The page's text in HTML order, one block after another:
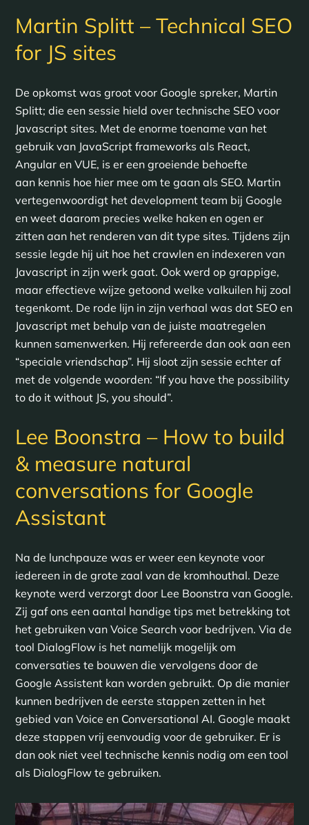
Martin Splitt – Technical SEO
for JS sites
De opkomst was groot voor Google spreker, Martin
Splitt; die een sessie hield over technische SEO voor
Javascript sites. Met de enorme toename van het
gebruik van JavaScript frameworks als React,
Angular en VUE, is er een groeiende behoefte
aan kennis hoe hier mee om te gaan als SEO. Martin
vertegenwoordigt het development team bij Google
en weet daarom precies welke haken en ogen er
zitten aan het renderen van dit type sites. Tijdens zijn
sessie legde hij uit hoe het crawlen en indexeren van
Javascript in zijn werk gaat. Ook werd op grappige,
maar effectieve wijze getoond welke valkuilen hij zoal
tegenkomt. De rode lijn in zijn verhaal was dat SEO en
Javascript met behulp van de juiste maatregelen
kunnen samenwerken. Hij refereerde dan ook aan een
“speciale vriendschap”. Hij sloot zijn sessie echter af
met de volgende woorden: “If you have the possibility
to do it without JS, you should”.
Lee Boonstra – How to build
& measure natural
conversations for Google
Assistant
Na de lunchpauze was er weer een keynote voor
iedereen in de grote zaal van de kromhouthal. Deze
keynote werd verzorgt door Lee Boonstra van Google.
Zij gaf ons een aantal handige tips met betrekking tot
het gebruiken van Voice Search voor bedrijven. Via de
tool DialogFlow is het namelijk mogelijk om
conversaties te bouwen die vervolgens door de
Google Assistent kan worden gebruikt. Op die manier
kunnen bedrijven de eerste stappen zetten in het
gebied van Voice en Conversational AI. Google maakt
deze stappen vrij eenvoudig voor de gebruiker. Er is
dan ook niet veel technische kennis nodig om een tool
als DialogFlow te gebruiken.